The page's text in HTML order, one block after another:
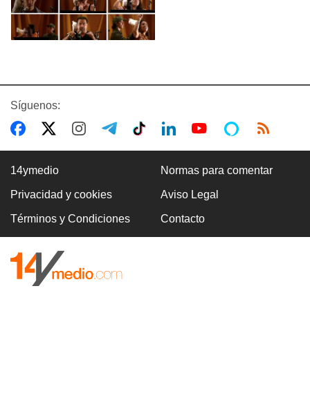
Síguenos:
14ymedio Normas para comentar
Privacidad y cookies Aviso Legal
Términos y Condiciones Contacto